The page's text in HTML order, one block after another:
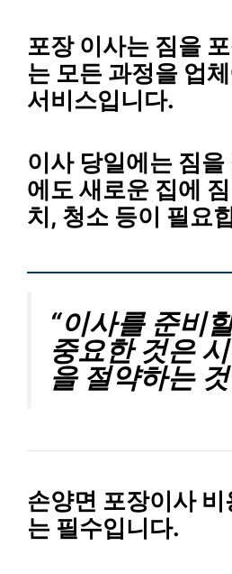
포장 이사는 짐을
는 모든 과정을 업
서비스입니다.
이사 당일에는 짐을
에도 새로운 집에
치, 청소 등이 필요
“이사를 준비
중요한 것은
을 절약하는
손양면 포장이사
는 필수입니다.